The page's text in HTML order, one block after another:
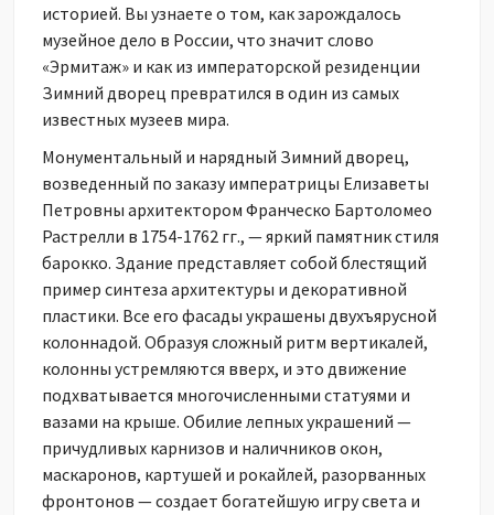
историей. Вы узнаете о том, как зарождалось
музейное дело в России, что значит слово
«Эрмитаж» и как из императорской резиденции
Зимний дворец превратился в один из самых
известных музеев мира.
Монументальный и нарядный Зимний дворец,
возведенный по заказу императрицы Елизаветы
Петровны архитектором Франческо Бартоломео
Растрелли в 1754-1762 гг., — яркий памятник стиля
барокко. Здание представляет собой блестящий
пример синтеза архитектуры и декоративной
пластики. Все его фасады украшены двухъярусной
колоннадой. Образуя сложный ритм вертикалей,
колонны устремляются вверх, и это движение
подхватывается многочисленными статуями и
вазами на крыше. Обилие лепных украшений —
причудливых карнизов и наличников окон,
маскаронов, картушей и рокайлей, разорванных
фронтонов — создает богатейшую игру света и